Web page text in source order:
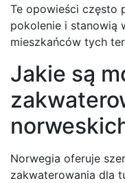
Te opowieści często
pokolenie i stanowią
mieszkańców tych
Jakie są
Norwegia oferuje
zakwaterowania dla